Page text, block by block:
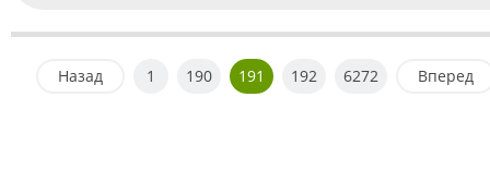
Назад 1 190 191 192 6272 Вперед